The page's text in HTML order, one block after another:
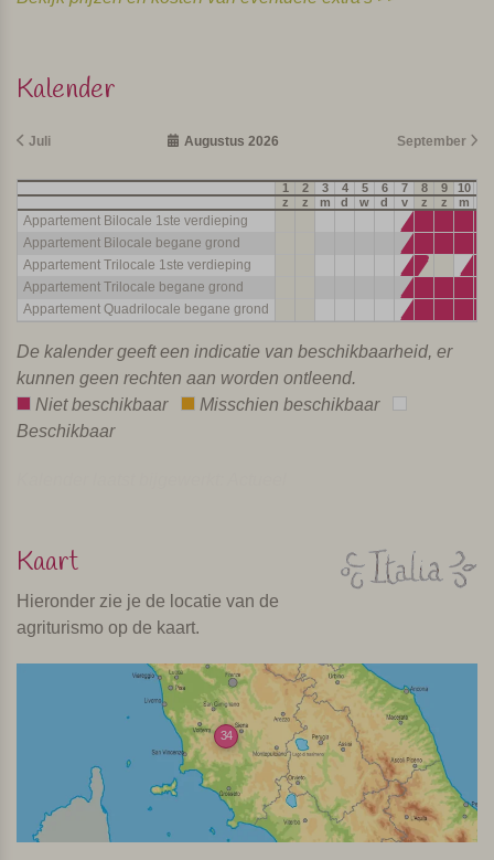
Kalender
Juli Augustus 2026 September
1 2 3 4 5 6 7 8 9 10
z
z m d w d v z z m
Appartement Bilocale 1ste verdieping
Appartement Bilocale begane grond
Appartement Trilocale 1ste verdieping
Appartement Trilocale begane grond
Appartement Quadrilocale begane grond
De kalender geeft een indicatie van beschikbaarheid, er
kunnen geen rechten aan worden ontleend.
Niet beschikbaar
Misschien beschikbaar
Beschikbaar
Kaart
Hieronder zie je de locatie van de
agriturismo op de kaart.
34